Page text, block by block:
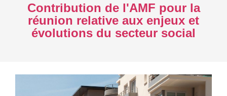
Contribution de l'AMF pour la
réunion relative aux enjeux et
évolutions du secteur social